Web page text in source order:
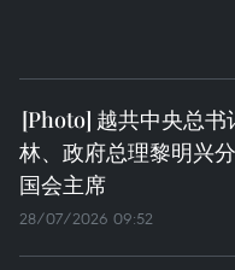
越共中央总
林、政府总理黎明兴
国会主席
28/07/2026 09:52